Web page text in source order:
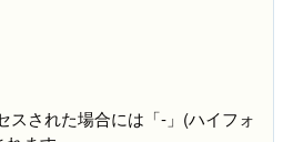
スされた場合には「-」(ハイフォ